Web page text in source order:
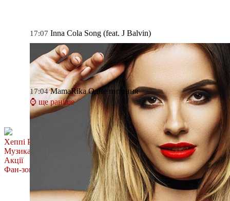
17:07 Inna Cola Song (feat. J Balvin)
17:04 MamaRika Одне питання
⌚ ще раніше
Хеппі Ранок
Музика
Акції
Фан-зона
Олена Тополя
MÉLOVIN